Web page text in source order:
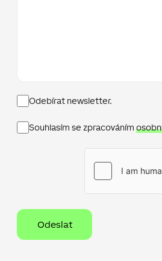
Odebírat newsletter.
Souhlasím se zpracováním